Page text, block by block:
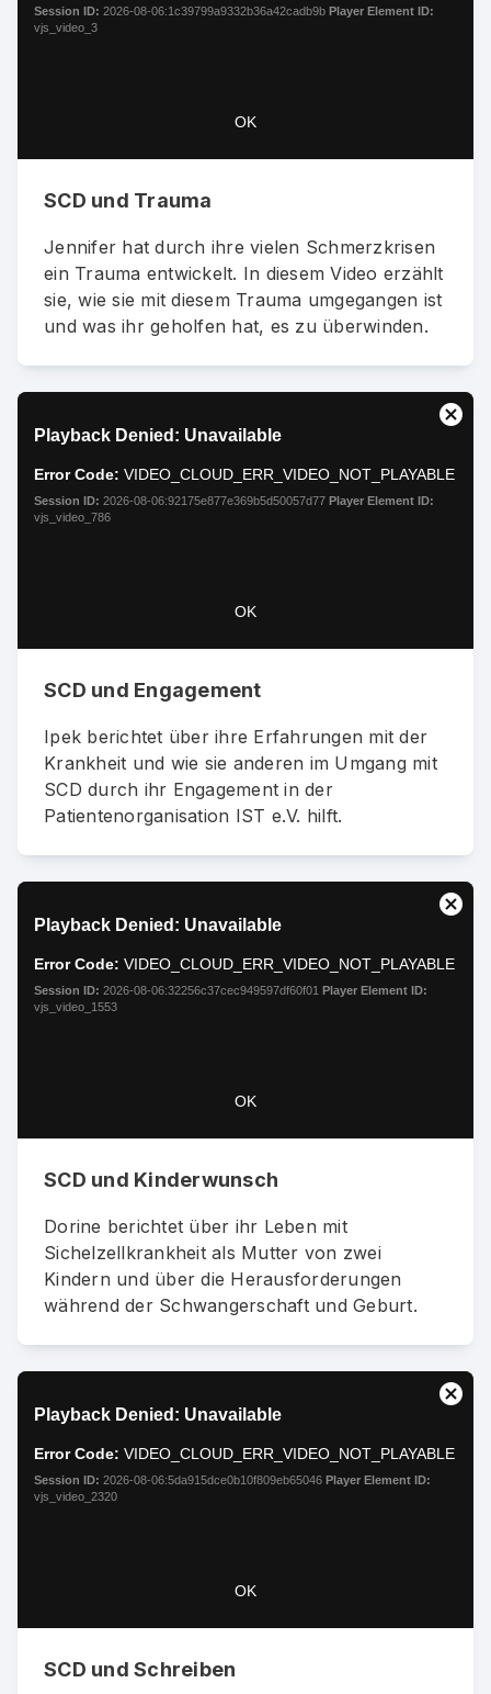
window.
Session ID: 2026-08-06:1c39799a9332b36a42cadb9b Player Element ID:
vjs_video_3
OK
SCD und Trauma
Jennifer hat durch ihre vielen Schmerzkrisen
ein Trauma entwickelt. In diesem Video erzählt
sie, wie sie mit diesem Trauma umgegangen ist
und was ihr geholfen hat, es zu überwinden.
modal
window.
Playback Denied: Unavailable
Error Code: VIDEO_CLOUD_ERR_VIDEO_NOT_PLAYABLE
Session ID: 2026-08-06:92175e877e369b5d50057d77 Player Element ID:
vjs_video_786
OK
Close
SCD und Engagement
Ipek berichtet über ihre Erfahrungen mit der
Krankheit und wie sie anderen im Umgang mit
SCD durch ihr Engagement in der
Patientenorganisation IST e.V. hilft.
modal
window.
Playback Denied: Unavailable
Error Code: VIDEO_CLOUD_ERR_VIDEO_NOT_PLAYABLE
Session ID: 2026-08-06:32256c37cec949597df60f01 Player Element ID:
vjs_video_1553
OK
Close
SCD und Kinderwunsch
Dorine berichtet über ihr Leben mit
Sichelzellkrankheit als Mutter von zwei
Kindern und über die Herausforderungen
während der Schwangerschaft und Geburt.
modal
window.
Playback Denied: Unavailable
Error Code: VIDEO_CLOUD_ERR_VIDEO_NOT_PLAYABLE
Session ID: 2026-08-06:5da915dce0b10f809eb65046 Player Element ID:
vjs_video_2320
OK
Close
SCD und Schreiben